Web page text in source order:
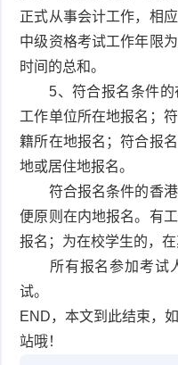
正式从事会计工作，相
中级资格考试工作年限
时间的总和。
5、符合报名条件的
工作单位所在地报名；
籍所在地报名；符合报
地或居住地报名。
符合报名条件的香港
便原则在内地报名。有
报名；为在校学生的，在
所有报名参加考试人
试。
END，本文到此结束，
站哦！